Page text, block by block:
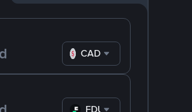
CAD
FDUSD